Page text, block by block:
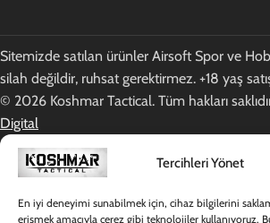
Tercihleri Yönet
En iyi deneyimi sunabilmek için, cihaz bilgilerini
erişmek amacıyla çerez gibi teknolojiler kullanıyoruz.
Sitemizde satılan ürünler Airsoft Spor ve
silah değildir, ruhsat gerektirmez. +18 yaş
© 2026 Koshmar Tactical. Tüm hakları
Digital